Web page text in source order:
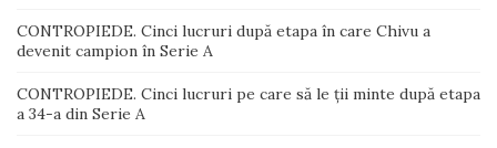
CONTROPIEDE. Cinci lucruri după etapa în care Chivu a
devenit campion în Serie A
CONTROPIEDE. Cinci lucruri pe care să le ții minte după etapa
a 34-a din Serie A